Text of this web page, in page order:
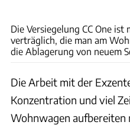
Die Versiegelung CC One
verträglich, die man am
die Ablagerung von neuem
Die Arbeit mit der
Konzentration und viel
Wohnwagen aufbereiten